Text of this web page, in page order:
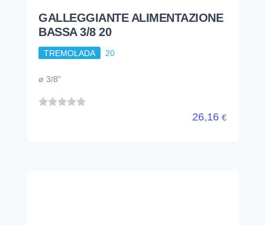
GALLEGGIANTE ALIMENTAZIONE
BASSA 3/8 20
TREMOLADA 20
ø 3/8"
26,16 €